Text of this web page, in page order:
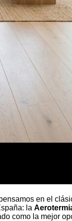
en el
la
como la mejor